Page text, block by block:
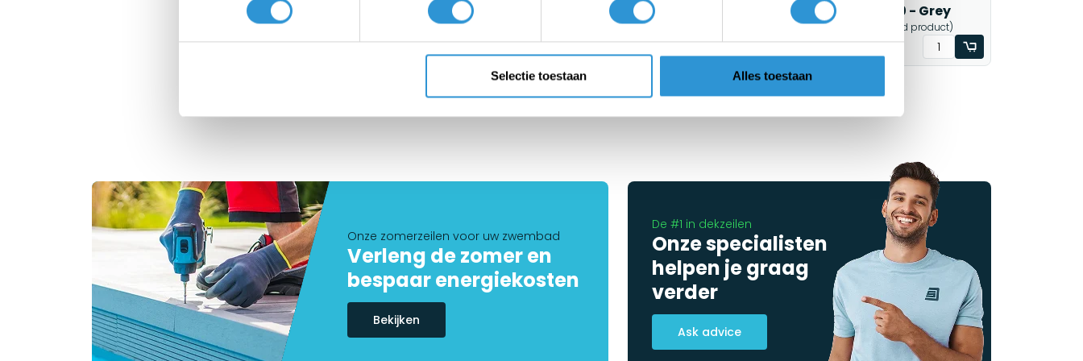
Selectie toestaan Alles toestaan
Tarp 4x6 PVC 900 - Grey
1-2 weeks (customized product)
Tarp 3x4 PVC 900 - Grey
1-2 weeks (customized product)
€225,00Incl btw
Tarp 2x3 PVC 900 - Grey
1-2 weeks (customized product)
1
Onze zomerzeilen voor uw zwembad
Verleng de zomer en
bespaar energiekosten
Bekijken
De #1 in dekzeilen
Onze specialisten
helpen je graag
verder
Ask advice